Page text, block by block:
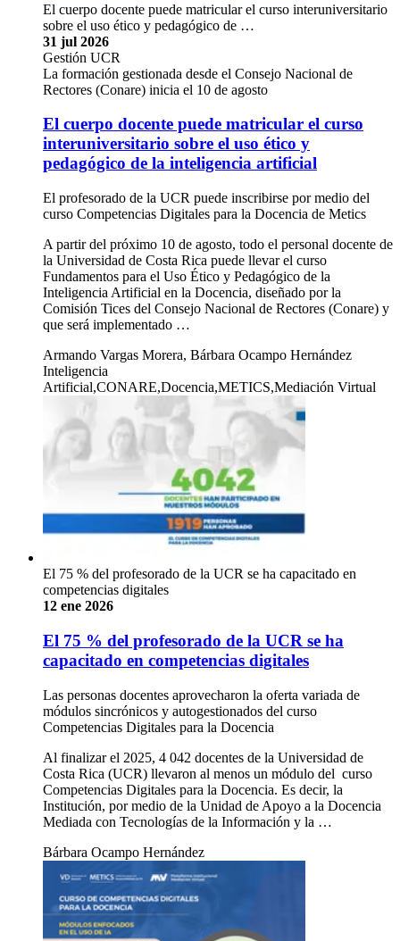
El cuerpo docente puede matricular el curso interuniversitario
sobre el uso ético y pedagógico de …
31 jul 2026
Gestión UCR
La formación gestionada desde el Consejo Nacional de
Rectores (Conare) inicia el 10 de agosto
El cuerpo docente puede matricular el curso
interuniversitario sobre el uso ético y
pedagógico de la inteligencia artificial
El profesorado de la UCR puede inscribirse por medio del
curso Competencias Digitales para la Docencia de Metics
A partir del próximo 10 de agosto, todo el personal docente de
la Universidad de Costa Rica puede llevar el curso
Fundamentos para el Uso Ético y Pedagógico de la
Inteligencia Artificial en la Docencia, diseñado por la
Comisión Tices del Consejo Nacional de Rectores (Conare) y
que será implementado …
Armando Vargas Morera, Bárbara Ocampo Hernández
Inteligencia
Artificial,CONARE,Docencia,METICS,Mediación Virtual
El 75 % del profesorado de la UCR se ha capacitado en
competencias digitales
12 ene 2026
El 75 % del profesorado de la UCR se ha
capacitado en competencias digitales
Las personas docentes aprovecharon la oferta variada de
módulos sincrónicos y autogestionados del curso
Competencias Digitales para la Docencia
Al finalizar el 2025, 4 042 docentes de la Universidad de
Costa Rica (UCR) llevaron al menos un módulo del curso
Competencias Digitales para la Docencia. Es decir, la
Institución, por medio de la Unidad de Apoyo a la Docencia
Mediada con Tecnologías de la Información y la …
Bárbara Ocampo Hernández